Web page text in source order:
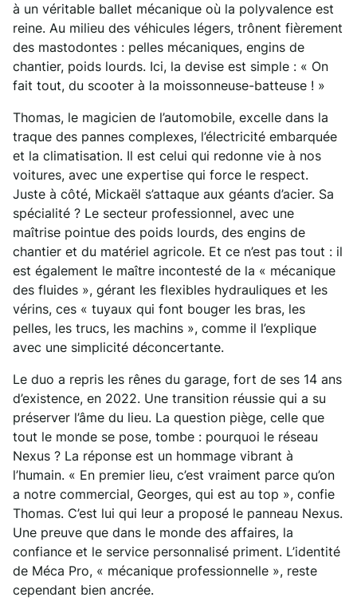
à un véritable ballet mécanique où la polyvalence est
reine. Au milieu des véhicules légers, trônent fièrement
des mastodontes : pelles mécaniques, engins de
chantier, poids lourds. Ici, la devise est simple : « On
fait tout, du scooter à la moissonneuse-batteuse ! »
Thomas, le magicien de l’automobile, excelle dans la
traque des pannes complexes, l’électricité embarquée
et la climatisation. Il est celui qui redonne vie à nos
voitures, avec une expertise qui force le respect.
Juste à côté, Mickaël s’attaque aux géants d’acier. Sa
spécialité ? Le secteur professionnel, avec une
maîtrise pointue des poids lourds, des engins de
chantier et du matériel agricole. Et ce n’est pas tout : il
est également le maître incontesté de la « mécanique
des fluides », gérant les flexibles hydrauliques et les
vérins, ces « tuyaux qui font bouger les bras, les
pelles, les trucs, les machins », comme il l’explique
avec une simplicité déconcertante.
Le duo a repris les rênes du garage, fort de ses 14 ans
d’existence, en 2022. Une transition réussie qui a su
préserver l’âme du lieu. La question piège, celle que
tout le monde se pose, tombe : pourquoi le réseau
Nexus ? La réponse est un hommage vibrant à
l’humain. « En premier lieu, c’est vraiment parce qu’on
a notre commercial, Georges, qui est au top », confie
Thomas. C’est lui qui leur a proposé le panneau Nexus.
Une preuve que dans le monde des affaires, la
confiance et le service personnalisé priment. L’identité
de Méca Pro, « mécanique professionnelle », reste
cependant bien ancrée.